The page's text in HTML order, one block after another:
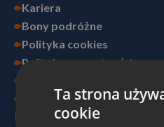
Kariera
Bony podróżne
Polityka cookies
Polityka prywatności
Kontakt
INFORMACJE
Ta strona
cookie